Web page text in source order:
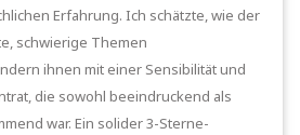
Erfahrung. Ich schätzte, wie der
schwierige Themen
ihnen mit einer Sensibilität und
die sowohl beeindruckend als
war. Ein solider 3-Sterne-